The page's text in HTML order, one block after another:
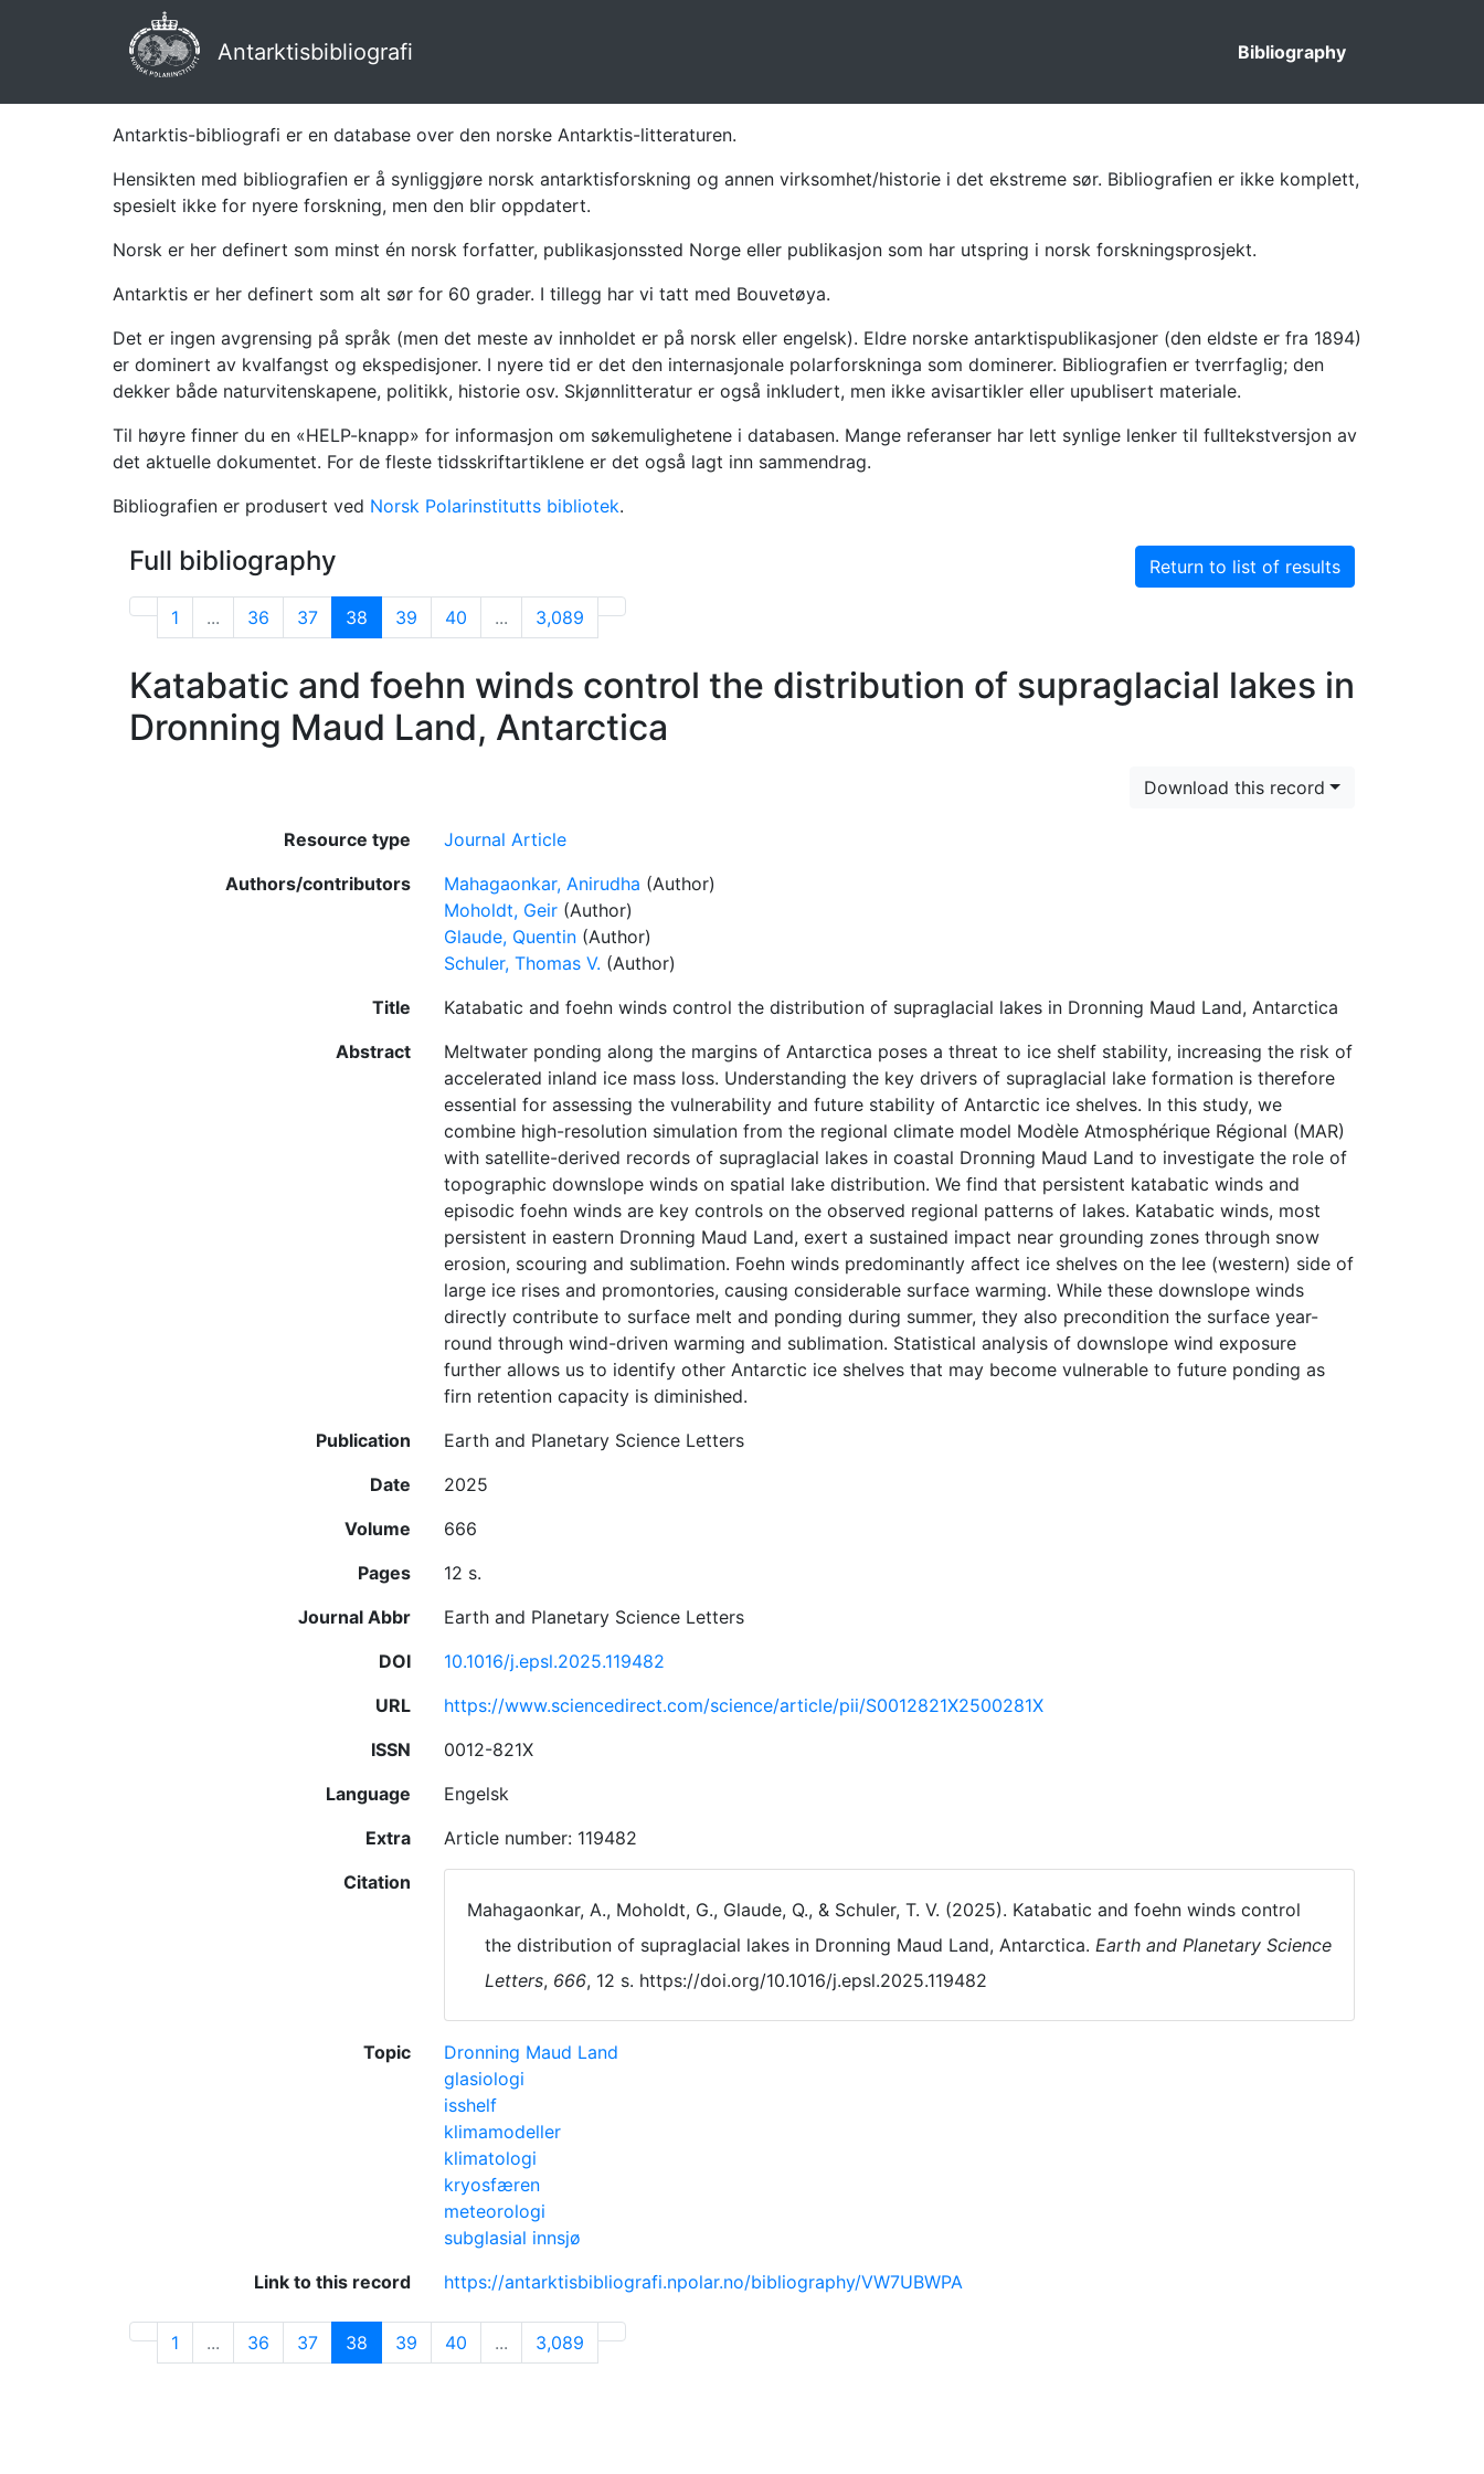
Antarktisbibliografi Bibliography
Antarktis-bibliografi er en database over den norske Antarktis-litteraturen.
Hensikten med bibliografien er å synliggjøre norsk antarktisforskning og annen virksomhet/historie i det ekstreme sør. Bibliografien er ikke komplett,
spesielt ikke for nyere forskning, men den blir oppdatert.
Norsk er her definert som minst én norsk forfatter, publikasjonssted Norge eller publikasjon som har utspring i norsk forskningsprosjekt.
Antarktis er her definert som alt sør for 60 grader. I tillegg har vi tatt med Bouvetøya.
Det er ingen avgrensing på språk (men det meste av innholdet er på norsk eller engelsk). Eldre norske antarktispublikasjoner (den eldste er fra 1894)
er dominert av kvalfangst og ekspedisjoner. I nyere tid er det den internasjonale polarforskninga som dominerer. Bibliografien er tverrfaglig; den
dekker både naturvitenskapene, politikk, historie osv. Skjønnlitteratur er også inkludert, men ikke avisartikler eller upublisert materiale.
Til høyre finner du en «HELP-knapp» for informasjon om søkemulighetene i databasen. Mange referanser har lett synlige lenker til fulltekstversjon av
det aktuelle dokumentet. For de fleste tidsskriftartiklene er det også lagt inn sammendrag.
Bibliografien er produsert ved Norsk Polarinstitutts bibliotek.
Full bibliography Return to list of results
1 ... 36 37 38 39 40 ... 3,089
Katabatic and foehn winds control the distribution of supraglacial lakes in
Dronning Maud Land, Antarctica
Download this record
Resource type
Journal Article
Authors/contributors
Mahagaonkar, Anirudha (Author)
Moholdt, Geir (Author)
Glaude, Quentin (Author)
Schuler, Thomas V. (Author)
Title
Katabatic and foehn winds control the distribution of supraglacial lakes in Dronning Maud Land, Antarctica
Abstract
Meltwater ponding along the margins of Antarctica poses a threat to ice shelf stability, increasing the risk of
accelerated inland ice mass loss. Understanding the key drivers of supraglacial lake formation is therefore
essential for assessing the vulnerability and future stability of Antarctic ice shelves. In this study, we
combine high-resolution simulation from the regional climate model Modèle Atmosphérique Régional (MAR)
with satellite-derived records of supraglacial lakes in coastal Dronning Maud Land to investigate the role of
topographic downslope winds on spatial lake distribution. We find that persistent katabatic winds and
episodic foehn winds are key controls on the observed regional patterns of lakes. Katabatic winds, most
persistent in eastern Dronning Maud Land, exert a sustained impact near grounding zones through snow
erosion, scouring and sublimation. Foehn winds predominantly affect ice shelves on the lee (western) side of
large ice rises and promontories, causing considerable surface warming. While these downslope winds
directly contribute to surface melt and ponding during summer, they also precondition the surface year-
round through wind-driven warming and sublimation. Statistical analysis of downslope wind exposure
further allows us to identify other Antarctic ice shelves that may become vulnerable to future ponding as
firn retention capacity is diminished.
Publication
Earth and Planetary Science Letters
Date
2025
Volume
666
Pages
12 s.
Journal Abbr
Earth and Planetary Science Letters
DOI
10.1016/j.epsl.2025.119482
URL
https://www.sciencedirect.com/science/article/pii/S0012821X2500281X
ISSN
0012-821X
Language
Engelsk
Extra
Article number: 119482
Citation
Mahagaonkar, A., Moholdt, G., Glaude, Q., & Schuler, T. V. (2025). Katabatic and foehn winds control
the distribution of supraglacial lakes in Dronning Maud Land, Antarctica. Earth and Planetary Science
Letters, 666, 12 s. https://doi.org/10.1016/j.epsl.2025.119482
Topic
Dronning Maud Land
glasiologi
isshelf
klimamodeller
klimatologi
kryosfæren
meteorologi
subglasial innsjø
Link to this record
https://antarktisbibliografi.npolar.no/bibliography/VW7UBWPA
1 ... 36 37 38 39 40 ... 3,089